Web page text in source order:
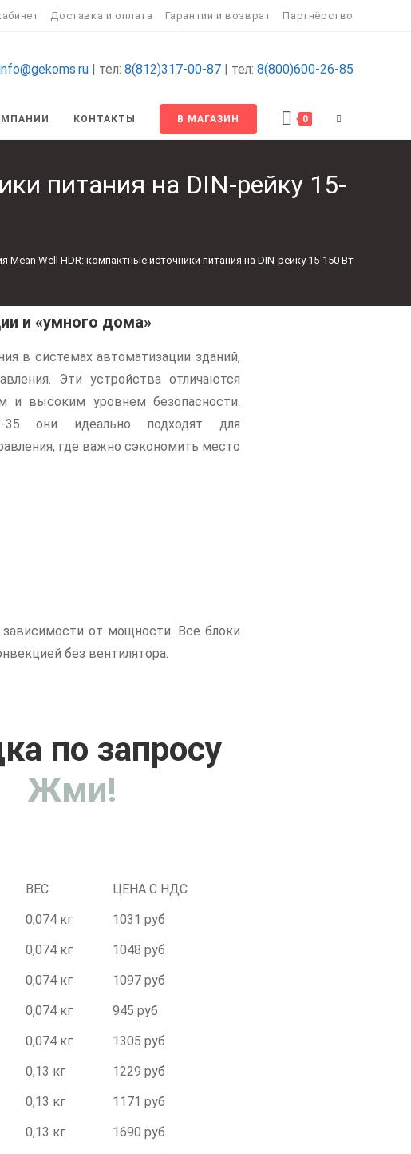
Доставка и оплата Гарантии и возврат Партнёрство
| тел: 8(812)317-00-87 | тел: 8(800)600-26-85
КОНТАКТЫ В МАГАЗИН 0
питания на DIN-рейку 15-
Mean Well HDR: компактные источники питания на DIN-рейку 15-150 Вт
и «умного дома»
в системах автоматизации зданий,
Эти устройства отличаются
и высоким уровнем безопасности.
35 они идеально подходят для
где важно сэкономить место
от мощности. Все блоки
без вентилятора.
по запросу
Жми!
ВЕС
ЦЕНА С НДС
0,074 кг
1031 руб
0,074 кг
1048 руб
0,074 кг
1097 руб
0,074 кг
945 руб
0,074 кг
1305 руб
0,13 кг
1229 руб
0,13 кг
1171 руб
0,13 кг
1690 руб